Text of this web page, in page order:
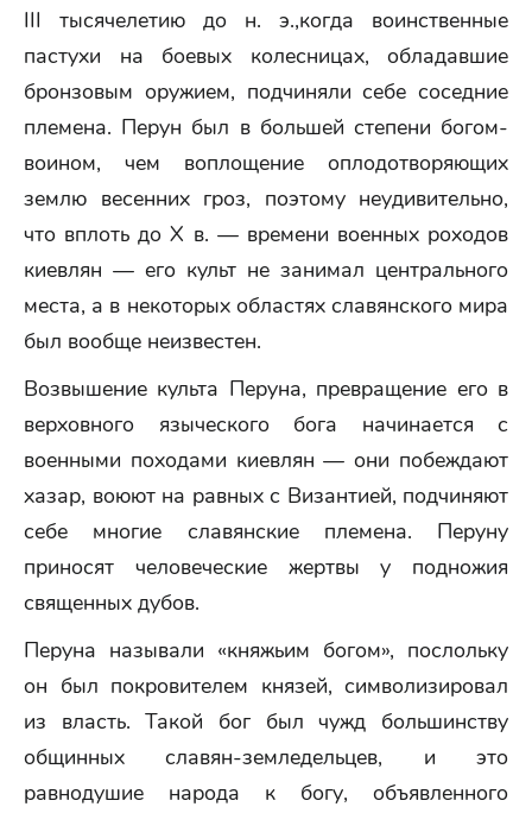
III тысячелетию до н. э.,когда воинственные
пастухи на боевых колесницах, обладавшие
бронзовым оружием, подчиняли себе соседние
племена. Перун был в большей степени богом-
воином, чем воплощение оплодотворяющих
землю весенних гроз, поэтому неудивительно,
что вплоть до X в. — времени военных роходов
киевлян — его культ не занимал центрального
места, а в некоторых областях славянского мира
был вообще неизвестен.
Возвышение культа Перуна, превращение его в
верховного языческого бога начинается с
военными походами киевлян — они побеждают
хазар, воюют на равных с Византией, подчиняют
себе многие славянские племена. Перуну
приносят человеческие жертвы у подножия
священных дубов.
Перуна называли «княжьим богом», послольку
он был покровителем князей, символизировал
из власть. Такой бог был чужд большинству
общинных славян-земледельцев, и это
равнодушие народа к богу, объявленного